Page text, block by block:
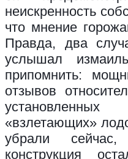
неискренность
что мнение
Правда, два
услышал
припомнить:
отзывов
«взлетающих»
убрали
конструкция